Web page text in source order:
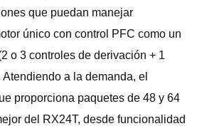
que puedan manejar
único con control PFC como un
o 3 controles de derivación + 1
a la demanda, el
proporciona paquetes de 48 y 64
del RX24T, desde funcionalidad